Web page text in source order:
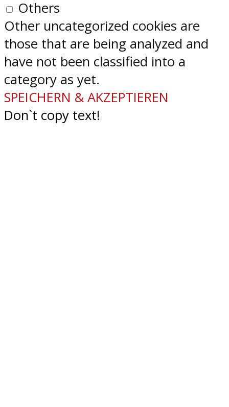
Others
Other uncategorized cookies are
those that are being analyzed and
have not been classified into a
category as yet.
SPEICHERN & AKZEPTIEREN
Don`t copy text!